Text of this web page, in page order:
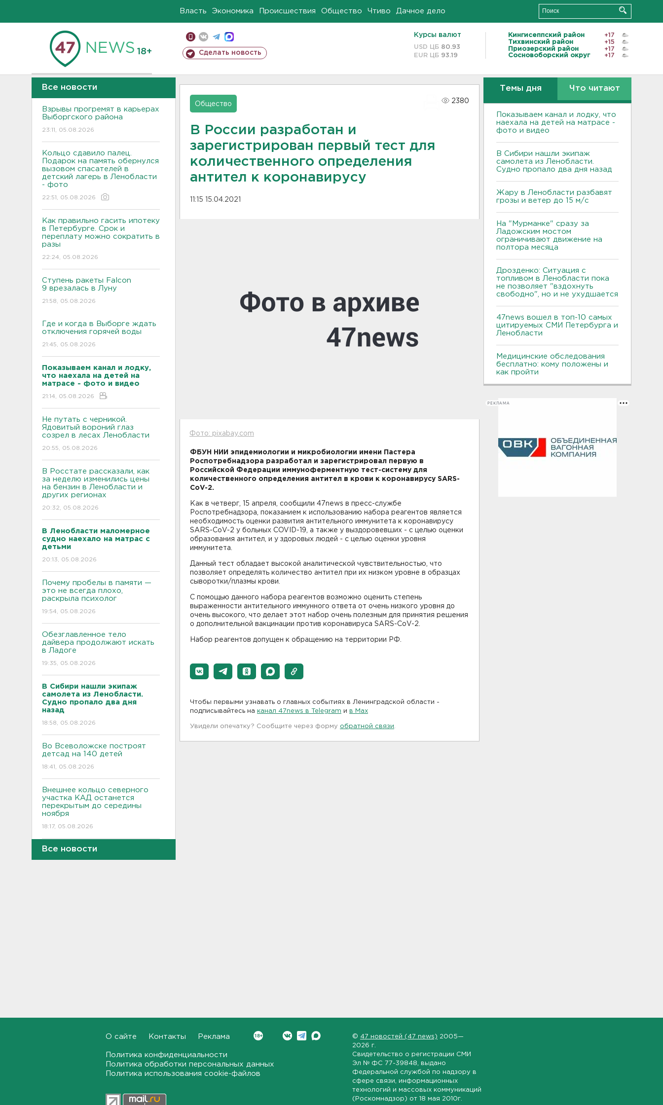
Власть Экономика Происшествия Общество Чтиво Дачное дело
18+ Сделать новость
Курсы валют
USD ЦБ 80.93
EUR ЦБ 93.19
Кингисеппский район
+17
Тихвинский район
+15
Приозерский район
+17
Сосновоборский округ
+17
Все новости
Взрывы прогремят в карьерах
Выборгского района
23:11, 05.08.2026
Кольцо сдавило палец.
Подарок на память обернулся
вызовом спасателей в
детский лагерь в Ленобласти
- фото
22:51, 05.08.2026
Как правильно гасить ипотеку
в Петербурге. Срок и
переплату можно сократить в
разы
22:24, 05.08.2026
Ступень ракеты Falcon
9 врезалась в Луну
21:58, 05.08.2026
Где и когда в Выборге ждать
отключения горячей воды
21:45, 05.08.2026
Показываем канал и лодку,
что наехала на детей на
матрасе - фото и видео
21:14, 05.08.2026
Не путать с черникой.
Ядовитый вороний глаз
созрел в лесах Ленобласти
20:55, 05.08.2026
В Росстате рассказали, как
за неделю изменились цены
на бензин в Ленобласти и
других регионах
20:32, 05.08.2026
В Ленобласти маломерное
судно наехало на матрас с
детьми
20:13, 05.08.2026
Почему пробелы в памяти —
это не всегда плохо,
раскрыла психолог
19:54, 05.08.2026
Обезглавленное тело
дайвера продолжают искать
в Ладоге
19:35, 05.08.2026
В Сибири нашли экипаж
самолета из Ленобласти.
Судно пропало два дня
назад
18:58, 05.08.2026
Во Всеволожске построят
детсад на 140 детей
18:41, 05.08.2026
Внешнее кольцо северного
участка КАД останется
перекрытым до середины
ноября
18:17, 05.08.2026
Полкило мефедрона нашли
Квартиры над барами как
прикрытие: админа колл-
центров мошенников
Все новости
Общество
2380
В России разработан и
зарегистрирован первый тест для
количественного определения
антител к коронавирусу
11:15 15.04.2021
Фото: pixabay.com
ФБУН НИИ эпидемиологии и микробиологии имени Пастера
Роспотребнадзора разработал и зарегистрировал первую в
Российской Федерации иммуноферментную тест-систему для
количественного определения антител в крови к коронавирусу SARS-
CoV-2.
Как в четверг, 15 апреля, сообщили 47news в пресс-службе
Роспотребнадзора, показанием к использованию набора реагентов является
необходимость оценки развития антительного иммунитета к коронавирусу
SARS-CoV-2 у больных COVID-19, а также у выздоровевших - с целью оценки
образования антител, и у здоровых людей - с целью оценки уровня
иммунитета.
Данный тест обладает высокой аналитической чувствительностью, что
позволяет определять количество антител при их низком уровне в образцах
сыворотки/плазмы крови.
С помощью данного набора реагентов возможно оценить степень
выраженности антительного иммунного ответа от очень низкого уровня до
очень высокого, что делает этот набор очень полезным для принятия решения
о дополнительной вакцинации против коронавируса SARS-CoV-2.
Набор реагентов допущен к обращению на территории РФ.
Чтобы первыми узнавать о главных событиях в Ленинградской области -
подписывайтесь на канал 47news в Telegram и в Maх
Увидели опечатку? Сообщите через форму обратной связи
Темы дня Что читают
Показываем канал и лодку, что
наехала на детей на матрасе -
фото и видео
В Сибири нашли экипаж
самолета из Ленобласти.
Судно пропало два дня назад
Жару в Ленобласти разбавят
грозы и ветер до 15 м/с
На "Мурманке" сразу за
Ладожским мостом
ограничивают движение на
полтора месяца
Дрозденко: Ситуация с
топливом в Ленобласти пока
не позволяет "вздохнуть
свободно", но и не ухудшается
47news вошел в топ-10 самых
цитируемых СМИ Петербурга и
Ленобласти
Медицинские обследования
бесплатно: кому положены и
как пройти
РЕКЛАМА
О сайте Контакты Реклама
Политика конфиденциальности
Политика обработки персональных данных
Политика использования cookie-файлов
© 47 новостей (47 news) 2005—
2026 г.
Свидетельство о регистрации СМИ
Эл № ФС 77-39848 , выдано
Федеральной службой по надзору в
сфере связи, информационных
технологий и массовых коммуникаций
(Роскомнадзор) от 18 мая 2010г.